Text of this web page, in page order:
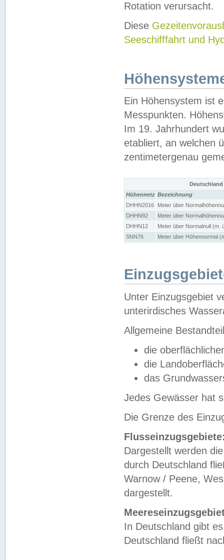
Rotation verursacht.
Diese
Seeschifffahrt und
Ein Höhensystem ist
Messpunkten.
Im 19. Jahrhundert
etabliert, an welchen
zentimetergenau
Höhennetz Bezeichnung
DHHN2016
Meter über
DHHN92
Meter über
DHHN12
Meter über Normalnull (m.
SNN76
Meter über Höhennormal
Unter Einzugsgebiet
unterirdisches
Allgemeine
die
die
das
Jedes Gewässer hat
Die Grenze des
Dargestellt werden
durch Deutschland
Warnow / Peene,
dargestellt.
In Deutschland gibt
Deutschland fließt